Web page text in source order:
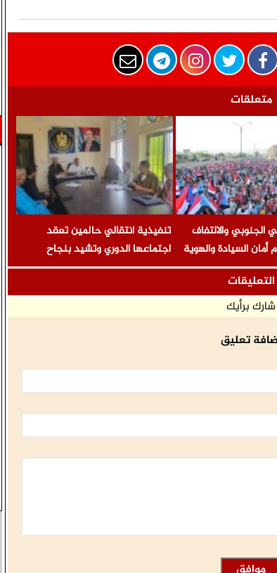
متعلقات
الجنوبي والالتفاف
أمان السيادة والهوية
تنفيذية انتقالي حالمين تعقد
اجتماعها الدوري وتشيد بنجاح
مليونية رفض الوصاية
التعليقات
شارك برأيك
تعليق